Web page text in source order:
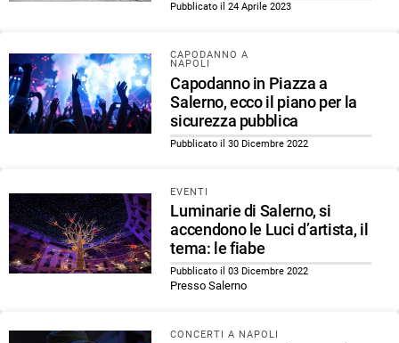
Pubblicato il 24 Aprile 2023
CAPODANNO A
NAPOLI
Capodanno in Piazza a
Salerno, ecco il piano per la
sicurezza pubblica
Pubblicato il 30 Dicembre 2022
EVENTI
Luminarie di Salerno, si
accendono le Luci d’artista, il
tema: le fiabe
Pubblicato il 03 Dicembre 2022
Presso Salerno
CONCERTI A NAPOLI